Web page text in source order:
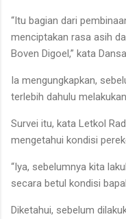
“Itu bagian dari
menciptakan rasa asih
Boven Digoel,” kata
Ia mengungkapkan,
terlebih dahulu
Survei itu, kata Letkol
mengetahui kondisi
“Iya, sebelumnya kita
secara betul kondisi
Diketahui, sebelum